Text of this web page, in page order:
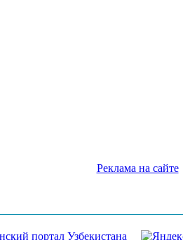
Реклама на сайте